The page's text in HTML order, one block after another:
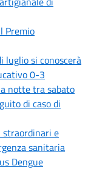
Premio
luglio si conoscerà
0-3
notte tra sabato
di caso di
straordinari e
sanitaria
Dengue